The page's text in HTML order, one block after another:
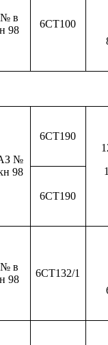
в
98
6СТ100
№
98
6СТ190
6СТ190
в
98
6СТ132/1